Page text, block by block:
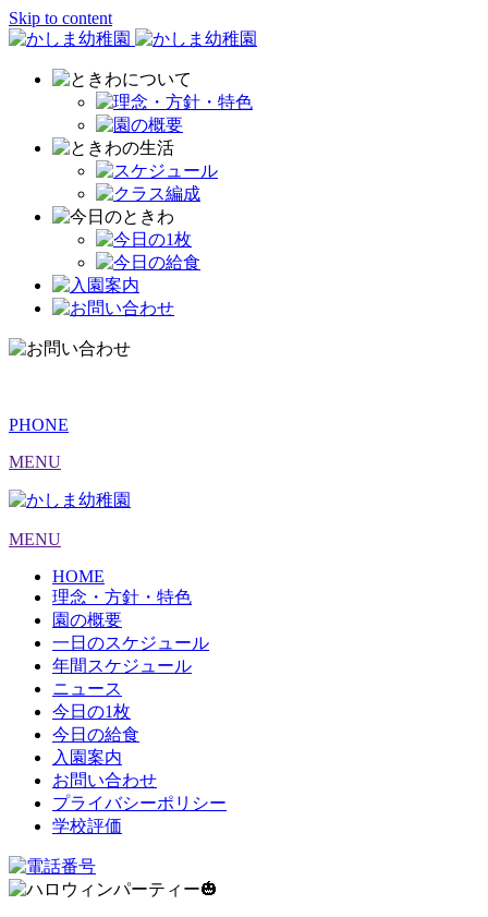
Skip to content
PHONE
MENU
MENU
HOME
理念・方針・特色
園の概要
一日のスケジュール
年間スケジュール
ニュース
今日の1枚
今日の給食
入園案内
お問い合わせ
プライバシーポリシー
学校評価